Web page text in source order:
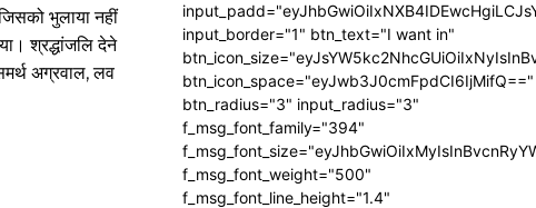
भुलाया नहीं
श्रद्धांजलि देने
अग्रवाल, लव
input_border="1" btn_text="I want in"
btn_icon_space="eyJwb3J0cmFpdCI6IjMifQ=="
btn_radius="3" input_radius="3"
f_msg_font_family="394"
f_msg_font_weight="500"
f_msg_font_line_height="1.4"